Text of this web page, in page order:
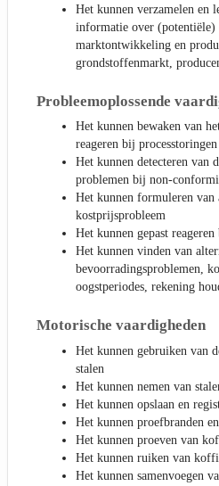
Het kunnen verzamelen en
informatie over (potentiële)
marktontwikkeling en
grondstoffenmarkt,
Probleemoplossende
Het kunnen bewaken van
reageren bij processtoringen
Het kunnen detecteren van
problemen bij non-
Het kunnen formuleren van
kostprijsprobleem
Het kunnen gepast
Het kunnen vinden van
bevoorradingsproblemen,
oogstperiodes, rekening
Motorische vaardigheden
Het kunnen gebruiken van
stalen
Het kunnen nemen van
Het kunnen opslaan en
Het kunnen proefbranden
Het kunnen proeven van
Het kunnen ruiken van
Het kunnen samenvoegen